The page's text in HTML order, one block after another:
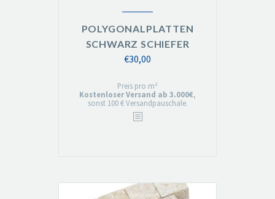
POLYGONALPLATTEN
SCHWARZ SCHIEFER
€30,00
Preis pro m²
Kostenloser Versand ab 3.000€,
sonst 100 € Versandpauschale.